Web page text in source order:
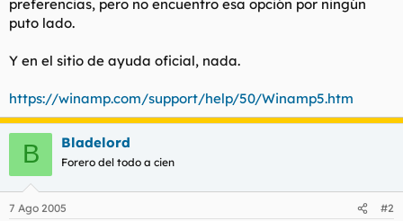
e
m
preferencias, pero no encuentro esa opción por ningún
puto lado.
Y en el sitio de ayuda oficial, nada.
https://winamp.com/support/help/50/Winamp5.htm
B Bladelord
Forero del todo a cien
7 Ago 2005 #2